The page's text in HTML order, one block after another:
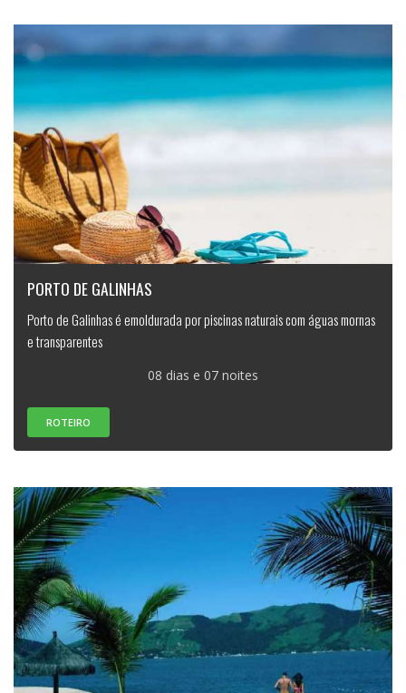
PORTO DE GALINHAS
Porto de Galinhas é emoldurada por piscinas naturais com águas mornas
e transparentes
08 dias e 07 noites
ROTEIRO